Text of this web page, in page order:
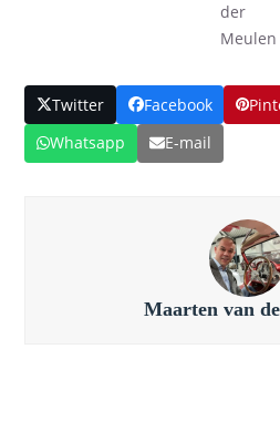
der
Meulen
Twitter Facebook
Whatsapp
E-mail
Maarten van